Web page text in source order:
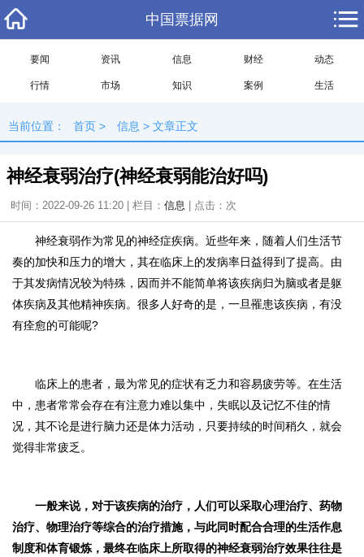
中国票据网
要闻 资讯 信息 财经 动态
行情 市场 知识 案例 生活
当前位置： 首页 > 信息 > 文章正文
神经衰弱治疗(神经衰弱能治好吗)
时间：2022-09-26 11:20 | 栏目： 信息 | 点击： 次
神经衰弱作为常见的神经症疾病。近些年来，随着人们生活节
奏的加快和压力的增大，其在临床上的发病率日益得到了提高。由
于其发病情况较为特殊，因而并不能简单将该疾病归为脑或者是躯
体疾病及其他精神疾病。很多人好奇的是，一旦罹患该疾病，有没
有痊愈的可能呢?
临床上的患者，最为常见的症状有乏力和容易疲劳等。在生活
中，患者常常会存在有注意力难以集中，失眠以及记忆不佳的情
况，其不论是进行脑力还是体力活动，只要持续的时间稍久，就会
觉得非常疲乏。
一般来说，对于该疾病的治疗，人们可以采取心理治疗、药物
治疗、物理治疗等综合的治疗措施，与此同时配合合理的生活作息
制度和体育锻炼，最终在临床上所取得的神经衰弱治疗效果往往是